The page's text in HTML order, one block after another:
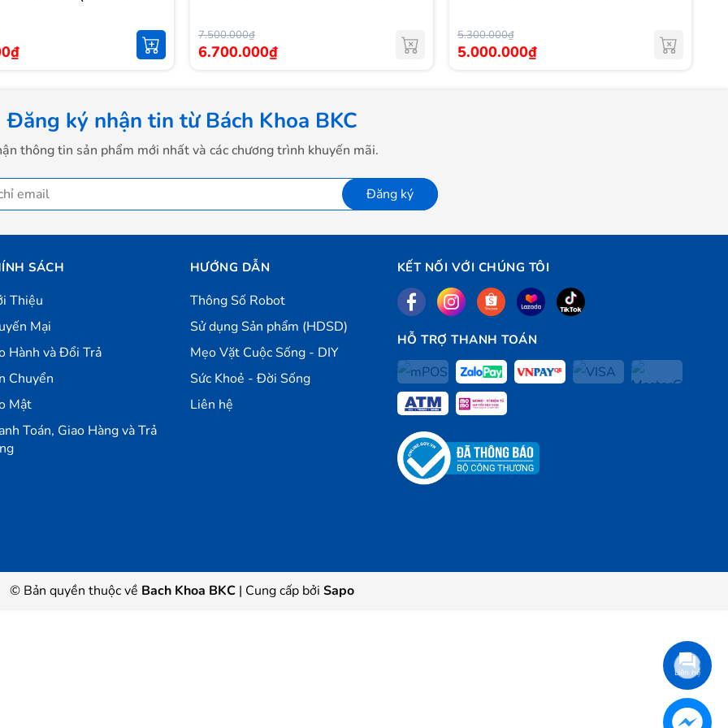
nghệ JBL Pure Bass Sound trên sản phẩm, cho âm bass dày,
tái tạo được âm thanh tốt nhất, tăng trải nghiệm cho người
nghe gọi trở nên dễ dàng, ít tiếng ồn hơn bao giờ hết.
kết hợp cùng dock sạc có thể kéo dài tới 16 giờ sử dụng cho
chỉ trong 2 tiếng đồng hồ.
7.500.000₫
6.700.000₫
5.300.000₫
5.000.000₫
Đăng ký nhận tin từ Bách Khoa BKC
thông tin sản phẩm mới nhất và các chương trình khuyến mãi.
Đăng ký
SÁCH
Thiệu
Mại
Hành và Đổi Trả
Chuyển
Mật
Toán, Giao Hàng và Trả
HƯỚNG DẪN
Thông Số Robot
Sử dụng Sản phẩm (HDSD)
Mẹo Vặt Cuộc Sống - DIY
Sức Khoẻ - Đời Sống
Liên hệ
KẾT NỐI VỚI CHÚNG TÔI
HỖ TRỢ THANH TOÁN
© Bản quyền thuộc về Bach Khoa BKC | Cung cấp bởi Sapo
Liên hệ